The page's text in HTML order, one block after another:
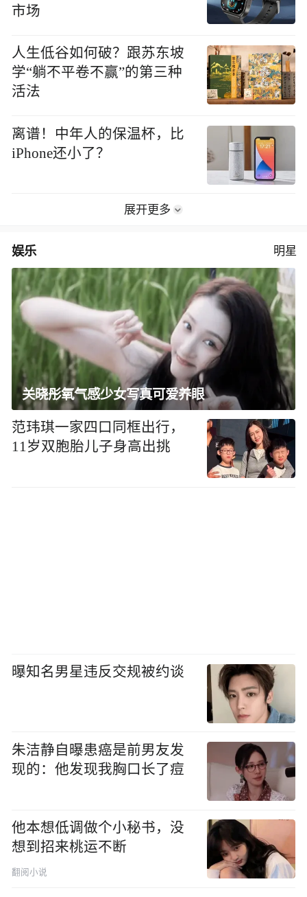
市场
人生低谷如何破？跟苏东坡
学“躺不平卷不赢”的第三种
活法
离谱！中年人的保温杯，比
iPhone还小了？
展开更多
娱乐 明星
关晓彤氧气感少女写真可爱养眼
范玮琪一家四口同框出行，
11岁双胞胎儿子身高出挑
曝知名男星违反交规被约谈
朱洁静自曝患癌是前男友发
现的：他发现我胸口长了痘
他本想低调做个小秘书，没
想到招来桃运不断
翻阅小说